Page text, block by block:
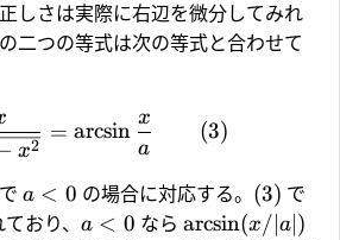
しさは実際に右辺を微分してみれ
二つの等式は次の等式と合わせて
x2
= arcsin
a
x
(3)
a < 0 の場合に対応する。 (3) で
おり、 a < 0 なら arcsin(x/∣ a∣ )